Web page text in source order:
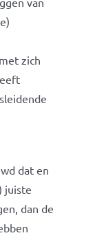
zich
dat en
juiste
dan de